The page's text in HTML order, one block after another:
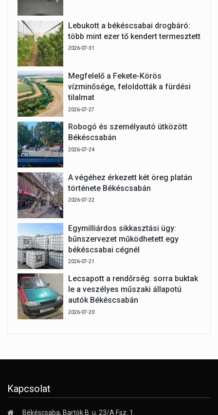
Lebukott a békéscsabai drogbáró:
több mint ezer tő kendert termesztett
2026-07-31
Megfelelő a Fekete-Körös
vízminősége, feloldották a fürdési
tilalmat
2026-07-27
Robogó és személyautó ütközött
Békéscsabán
2026-07-24
A végéhez érkezett két öreg platán
története Békéscsabán
2026-07-22
Egymilliárdos sikkasztási ügy:
bűnszervezet működhetett egy
békéscsabai cégnél
2026-07-21
Lecsapott a rendőrség: sorra buktak
le a veszélyes műszaki állapotú
autók Békéscsabán
2026-07-20
Kapcsolat
Békéscsaba, Bartók B. u. 23/A Fsz. 1.